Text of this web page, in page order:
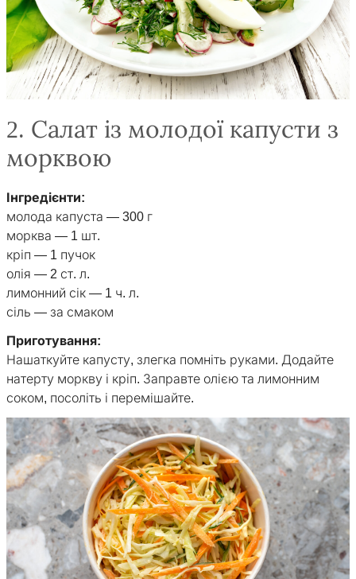
2. Салат із молодої капусти з
морквою
Інгредієнти:
молода капуста — 300 г
морква — 1 шт.
кріп — 1 пучок
олія — 2 ст. л.
лимонний сік — 1 ч. л.
сіль — за смаком
Приготування:
Нашаткуйте капусту, злегка помніть руками. Додайте
натерту моркву і кріп. Заправте олією та лимонним
соком, посоліть і перемішайте.